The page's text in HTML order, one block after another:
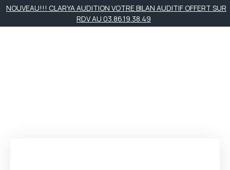
NOUVEAU!!! CLARYA AUDITION VOTRE BILAN AUDITIF OFFERT SUR
RDV AU 03.86.19.38.49